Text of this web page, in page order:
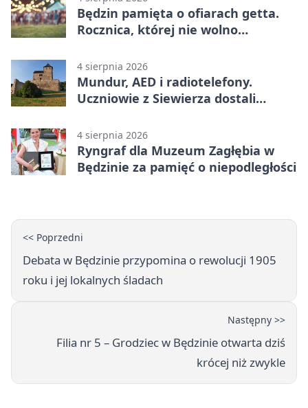
Będzin pamięta o ofiarach getta.
Rocznica, której nie wolno
4 sierpnia 2026
Mundur, AED i radiotelefony.
Uczniowie z Siewierza dostali
4 sierpnia 2026
Ryngraf dla Muzeum Zagłębia w
Będzinie za pamięć o niepodległości
<< Poprzedni
Debata w Będzinie przypomina o rewolucji 1905
roku i jej lokalnych śladach
Następny >>
Filia nr 5 – Grodziec w Będzinie otwarta dziś
krócej niż zwykle